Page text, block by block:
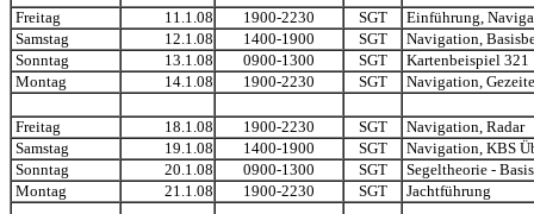
Freitag 11.1.08 1900-2230 SGT
Einführung,
Samstag
12.1.08 1400-1900 SGT
Navigation,
Sonntag
13.1.08 0900-1300 SGT
Kartenbeispiel 321
Montag
14.1.08 1900-2230 SGT Navigation,
Freitag 18.1.08 1900-2230 SGT
Navigation, Radar
Samstag
19.1.08 1400-1900 SGT
Navigation, KBS
Sonntag
20.1.08 0900-1300 SGT
Segeltheorie - Basis
Montag
21.1.08 1900-2230 SGT Jachtführung